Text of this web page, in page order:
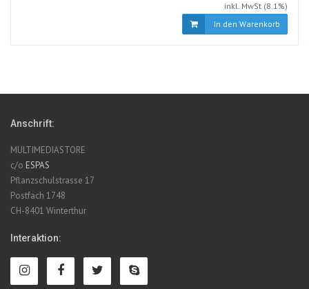
inkl. MwSt (8.1%)
In den Warenkorb
Anschrift:
MULTIMEDIASTORE
c/o ESPAS
Pflanzschulstrasse 17
Postfach 1748
CH-8401 Winterthur
Interaktion: